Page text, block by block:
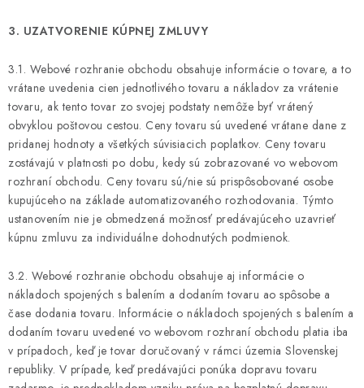
3. UZATVORENIE KÚPNEJ ZMLUVY
3.1. Webové rozhranie obchodu obsahuje informácie o tovare, a to
vrátane uvedenia cien jednotlivého tovaru a nákladov za vrátenie
tovaru, ak tento tovar zo svojej podstaty nemôže byť vrátený
obvyklou poštovou cestou. Ceny tovaru sú uvedené vrátane dane z
pridanej hodnoty a všetkých súvisiacich poplatkov. Ceny tovaru
zostávajú v platnosti po dobu, kedy sú zobrazované vo webovom
rozhraní obchodu. Ceny tovaru sú/nie sú prispôsobované osobe
kupujúceho na základe automatizovaného rozhodovania. Týmto
ustanovením nie je obmedzená možnosť predávajúceho uzavrieť
kúpnu zmluvu za individuálne dohodnutých podmienok.
3.2. Webové rozhranie obchodu obsahuje aj informácie o
nákladoch spojených s balením a dodaním tovaru ao spôsobe a
čase dodania tovaru. Informácie o nákladoch spojených s balením a
dodaním tovaru uvedené vo webovom rozhraní obchodu platia iba
v prípadoch, keď je tovar doručovaný v rámci územia Slovenskej
republiky. V prípade, keď predávajúci ponúka dopravu tovaru